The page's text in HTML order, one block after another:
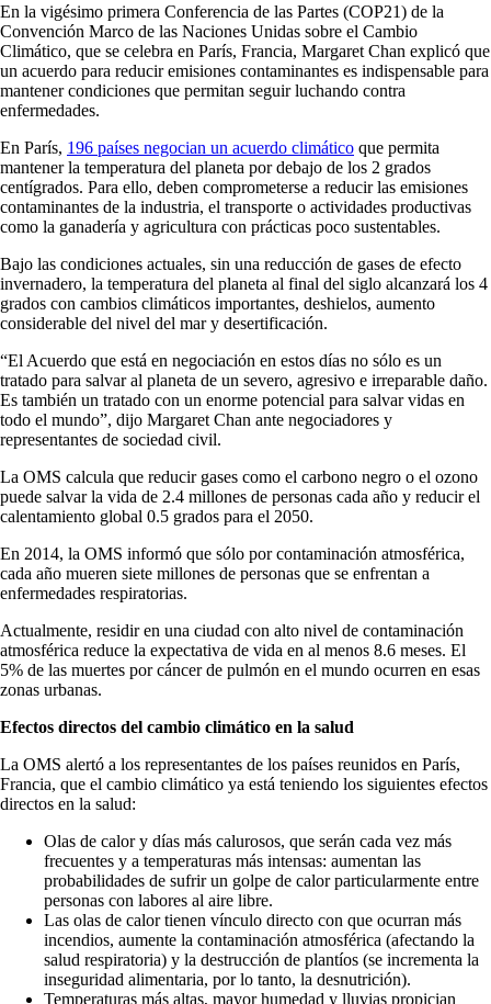
En la vigésimo primera Conferencia de las Partes (COP21) de la
Convención Marco de las Naciones Unidas sobre el Cambio
Climático, que se celebra en París, Francia, Margaret Chan explicó que
un acuerdo para reducir emisiones contaminantes es indispensable para
mantener condiciones que permitan seguir luchando contra
enfermedades.
En París, 196 países negocian un acuerdo climático que permita
mantener la temperatura del planeta por debajo de los 2 grados
centígrados. Para ello, deben comprometerse a reducir las emisiones
contaminantes de la industria, el transporte o actividades productivas
como la ganadería y agricultura con prácticas poco sustentables.
Bajo las condiciones actuales, sin una reducción de gases de efecto
invernadero, la temperatura del planeta al final del siglo alcanzará los 4
grados con cambios climáticos importantes, deshielos, aumento
considerable del nivel del mar y desertificación.
“El Acuerdo que está en negociación en estos días no sólo es un
tratado para salvar al planeta de un severo, agresivo e irreparable daño.
Es también un tratado con un enorme potencial para salvar vidas en
todo el mundo”, dijo Margaret Chan ante negociadores y
representantes de sociedad civil.
La OMS calcula que reducir gases como el carbono negro o el ozono
puede salvar la vida de 2.4 millones de personas cada año y reducir el
calentamiento global 0.5 grados para el 2050.
En 2014, la OMS informó que sólo por contaminación atmosférica,
cada año mueren siete millones de personas que se enfrentan a
enfermedades respiratorias.
Actualmente, residir en una ciudad con alto nivel de contaminación
atmosférica reduce la expectativa de vida en al menos 8.6 meses. El
5% de las muertes por cáncer de pulmón en el mundo ocurren en esas
zonas urbanas.
Efectos directos del cambio climático en la salud
La OMS alertó a los representantes de los países reunidos en París,
Francia, que el cambio climático ya está teniendo los siguientes efectos
directos en la salud:
Olas de calor y días más calurosos, que serán cada vez más
frecuentes y a temperaturas más intensas: aumentan las
probabilidades de sufrir un golpe de calor particularmente entre
personas con labores al aire libre.
Las olas de calor tienen vínculo directo con que ocurran más
incendios, aumente la contaminación atmosférica (afectando la
salud respiratoria) y la destrucción de plantíos (se incrementa la
inseguridad alimentaria, por lo tanto, la desnutrición).
Temperaturas más altas, mayor humedad y lluvias propician